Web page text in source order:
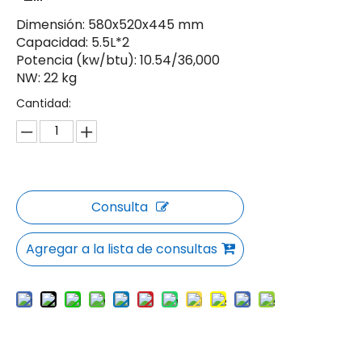
Dimensión: 580x520x445 mm
Capacidad: 5.5L*2
Potencia (kw/btu): 10.54/36,000
NW: 22 kg
Cantidad:
Consulta
Agregar a la lista de consultas